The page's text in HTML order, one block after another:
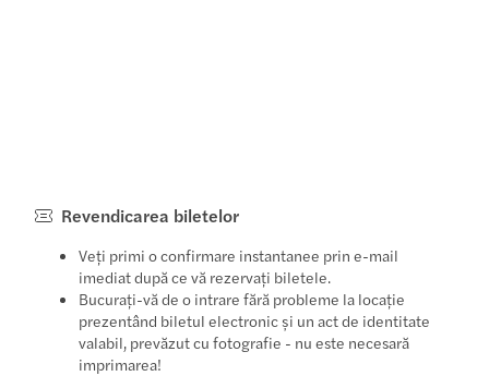
Revendicarea biletelor
Veți primi o confirmare instantanee prin e-mail
imediat după ce vă rezervați biletele.
Bucurați-vă de o intrare fără probleme la locație
prezentând biletul electronic și un act de identitate
valabil, prevăzut cu fotografie - nu este necesară
imprimarea!